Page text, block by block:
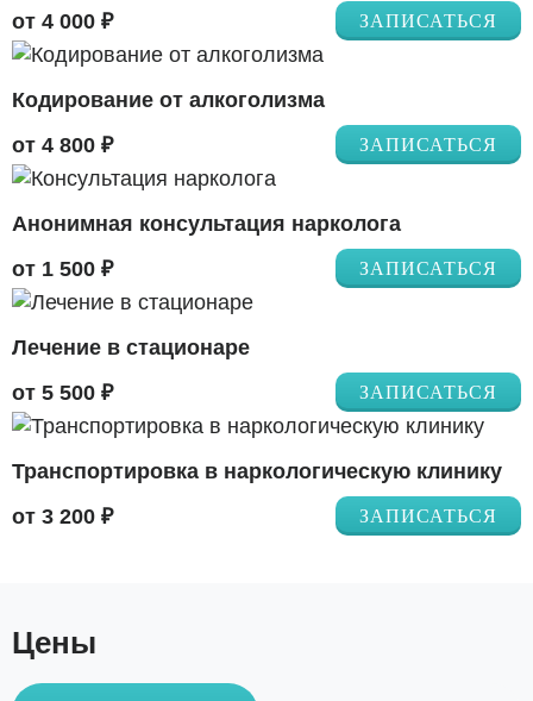
от 4 000 ₽
ЗАПИСАТЬСЯ
Кодирование от алкоголизма
от 4 800 ₽
ЗАПИСАТЬСЯ
Анонимная консультация нарколога
от 1 500 ₽
ЗАПИСАТЬСЯ
Лечение в стационаре
от 5 500 ₽
ЗАПИСАТЬСЯ
Транспортировка в наркологическую клинику
от 3 200 ₽
ЗАПИСАТЬСЯ
Цены